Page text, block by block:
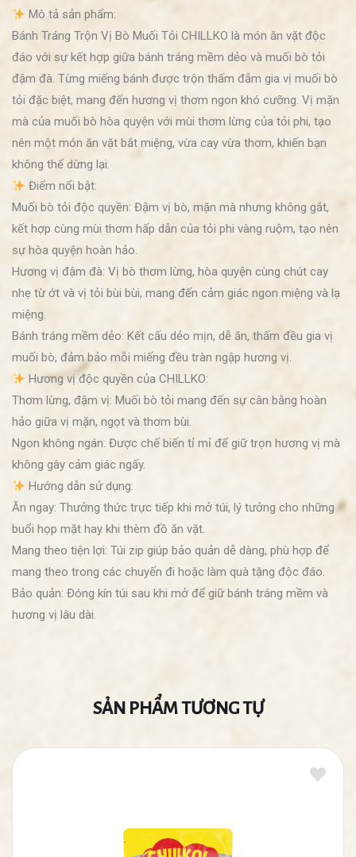
Mô tả sản phẩm:
Bánh Tráng Trộn Vị Bò Muối Tỏi CHILLKO là món ăn vặt độc
đáo với sự kết hợp giữa bánh tráng mềm dẻo và muối bò tỏi
đậm đà. Từng miếng bánh được trộn thấm đẫm gia vị muối bò
tỏi đặc biệt, mang đến hương vị thơm ngon khó cưỡng. Vị mặn
mà của muối bò hòa quyện với mùi thơm lừng của tỏi phi, tạo
nên một món ăn vặt bắt miệng, vừa cay vừa thơm, khiến bạn
không thể dừng lại.
Điểm nổi bật:
Muối bò tỏi độc quyền: Đậm vị bò, mặn mà nhưng không gắt,
kết hợp cùng mùi thơm hấp dẫn của tỏi phi vàng ruộm, tạo nên
sự hòa quyện hoàn hảo.
Hương vị đậm đà: Vị bò thơm lừng, hòa quyện cùng chút cay
nhẹ từ ớt và vị tỏi bùi bùi, mang đến cảm giác ngon miệng và lạ
miệng.
Bánh tráng mềm dẻo: Kết cấu dẻo mịn, dễ ăn, thấm đều gia vị
muối bò, đảm bảo mỗi miếng đều tràn ngập hương vị.
Hương vị độc quyền của CHILLKO:
Thơm lừng, đậm vị: Muối bò tỏi mang đến sự cân bằng hoàn
hảo giữa vị mặn, ngọt và thơm bùi.
Ngon không ngán: Được chế biến tỉ mỉ để giữ trọn hương vị mà
không gây cảm giác ngấy.
Hướng dẫn sử dụng:
Ăn ngay: Thưởng thức trực tiếp khi mở túi, lý tưởng cho những
buổi họp mặt hay khi thèm đồ ăn vặt.
Mang theo tiện lợi: Túi zip giúp bảo quản dễ dàng, phù hợp để
mang theo trong các chuyến đi hoặc làm quà tặng độc đáo.
Bảo quản: Đóng kín túi sau khi mở để giữ bánh tráng mềm và
hương vị lâu dài.
SẢN PHẨM TƯƠNG TỰ